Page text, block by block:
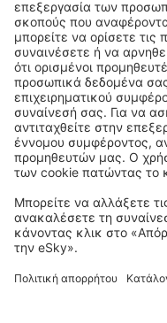
Copyright © eSky.gr. Με την